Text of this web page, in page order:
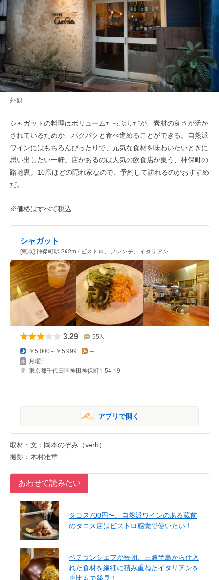
外観
シャガットの料理はボリュームたっぷりだが、素材の良さが活か
されているためか、パクパクと食べ進めることができる。自然派
ワインにはもちろんぴったりで、元気な食材を味わいたいときに
思い出したい一軒。店があるのは人気の飲食店が集う、神保町の
路地裏。10席ほどの隠れ家なので、予約して訪れるのがおすすめ
だ。
※価格はすべて税込
シャガット
[東京] 神保町駅 262m / ビストロ、フレンチ、イタリアン
3.29 55 人
￥5,000～￥5,999 –
月曜日
東京都千代田区神田神保町1-54-19
アプリで開く
取材・文：岡本のぞみ（verb）
撮影：木村雅章
あわせて読みたい
タコス700円〜。自然派ワインのある蔵前
のタコス店はビストロ感覚で使いたい！
ベテランシェフが毎朝、三浦半島から仕入
れた食材を繊細に積み重ねたイタリアンを
恵比寿で発見！